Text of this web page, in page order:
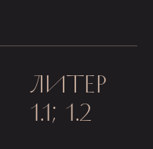
ЛИТЕР
1.1; 1.2